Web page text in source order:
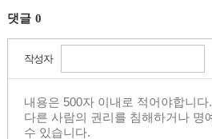
댓글 0
작성자